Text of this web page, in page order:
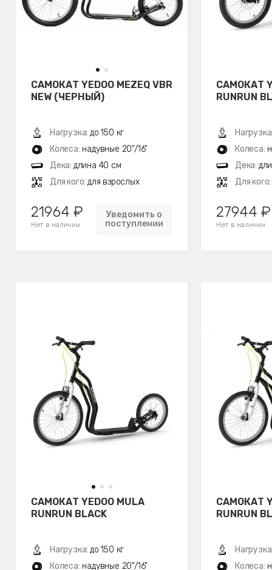
САМОКАТ YEDOO MEZEQ VBR
NEW (ЧЕРНЫЙ)
Нагрузка: до 150 кг
Колеса: надувные 20"/16"
Дека: длина 40 см
Для кого: для взрослых
21964 ₽
Нет в наличии
Уведомить о
поступлении
САМОКАТ
RUNRUN
Колеса:
Дека:
Для кого:
27944 ₽
Нет в наличии
САМОКАТ YEDOO MULA
RUNRUN BLACK
Нагрузка: до 150 кг
Колеса: надувные 20"/16"
САМОКАТ
RUNRUN
Колеса: